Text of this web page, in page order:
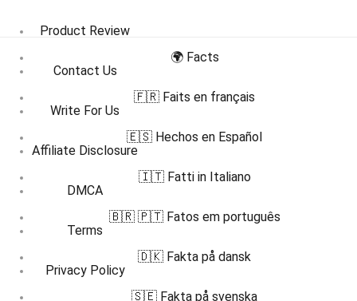
Product Review
Contact Us
Write For Us
Affiliate Disclosure
DMCA
Terms
Privacy Policy
🌍 Facts
🇫🇷 Faits en français
🇪🇸 Hechos en Español
🇮🇹 Fatti in Italiano
🇧🇷 🇵🇹 Fatos em português
🇩🇰 Fakta på dansk
🇸🇪 Fakta på svenska